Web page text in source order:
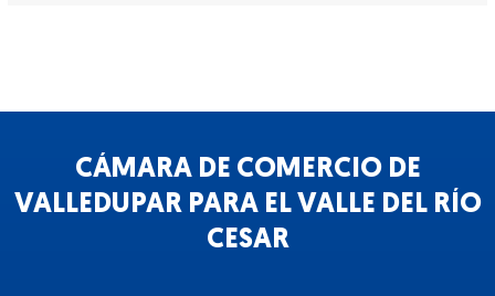
CÁMARA DE COMERCIO DE
VALLEDUPAR PARA EL VALLE DEL RÍO
CESAR